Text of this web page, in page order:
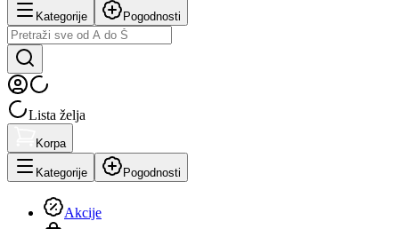
Kategorije Pogodnosti
Lista želja
Korpa
Kategorije Pogodnosti
Akcije